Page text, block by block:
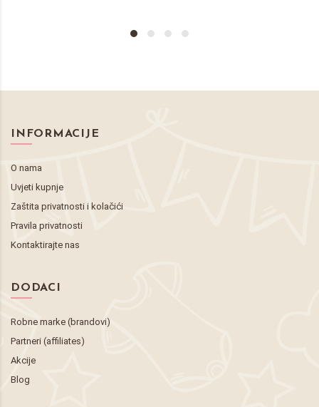
INFORMACIJE
O nama
Uvjeti kupnje
Zaštita privatnosti i kolačići
Pravila privatnosti
Kontaktirajte nas
DODACI
Robne marke (brandovi)
Partneri (affiliates)
Akcije
Blog